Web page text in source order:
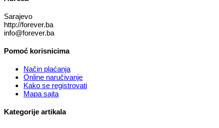
Sarajevo
http://forever.ba
info@forever.ba
Pomoć korisnicima
Način plaćanja
Online naručivanje
Kako se registrovati
Mapa sajta
Kategorije artikala